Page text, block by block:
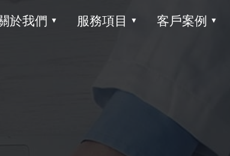
於我們 ▼ 服務項目 ▼ 客戶案例 ▼